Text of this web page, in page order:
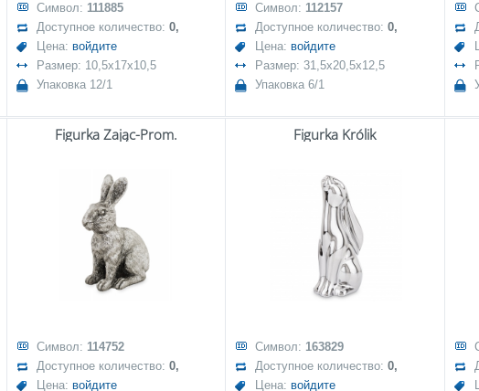
Символ: 111885
Доступное количество: 0,
Цена: войдите
Размер: 10,5x17x10,5
Упаковка 12/1
Символ: 112157
Доступное количество: 0,
Цена: войдите
Размер: 31,5x20,5x12,5
Упаковка 6/1
Figurka Zając-Prom.
Символ: 114752
Доступное количество: 0,
Цена: войдите
Figurka Królik
Символ: 163829
Доступное количество: 0,
Цена: войдите